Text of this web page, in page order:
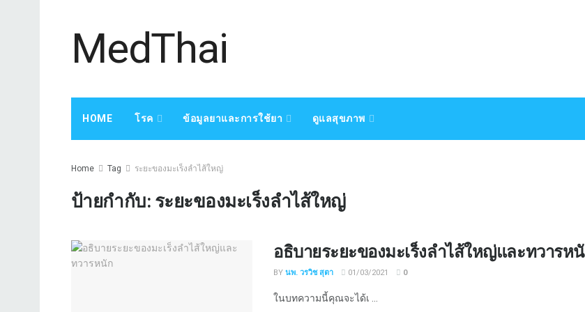
MedThai
HOME โรค ข้อมูลยาและการใช้ยา ดูแลสุขภาพ
Home Tag ระยะของมะเร็งลำไส้ใหญ่
ป้ายกำกับ: ระยะของมะเร็งลำไส้ใหญ่
อธิบายระยะของมะเร็งลำไส้ใหญ่และทวารห
BY นพ. วรวิช สุตา 01/03/2021 0
ในบทความนี้คุณจะได้เ ...